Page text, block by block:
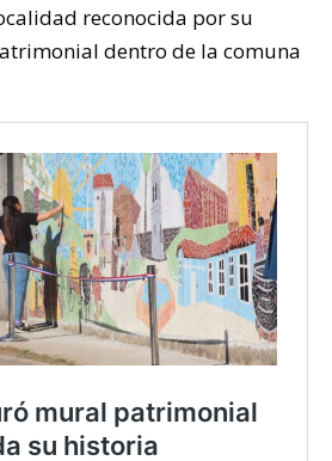
reconocida por su
dentro de la comuna